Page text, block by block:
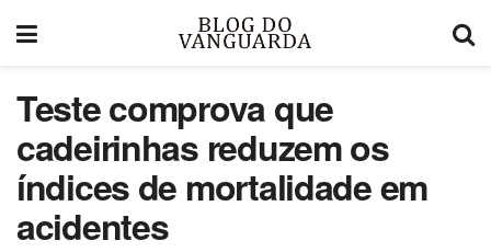
Teste comprova que
cadeirinhas reduzem os
índices de mortalidade em
acidentes